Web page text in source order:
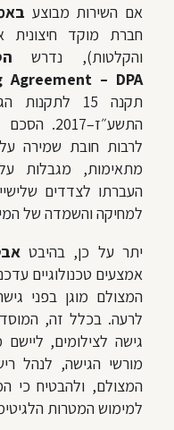
אם השירות מבוצע
חברת מוקד חיצונית
והקלטות), נדרש
Agreement – DPA),
תקנה 15
לרבות חובת שמירה
מתאימות, מגבלות
העברתו לצדדים
למחיקה והשמדה של
יתר על כן, בהיבט
אמצעים טכנולוגיים
המצולם מוגן בפני
לרעה. בכלל זה,
גישה לצילומים, ליישם
מורשי הגישה, לנהל
המצולם, ולהבטיח כי
למימוש המטרות